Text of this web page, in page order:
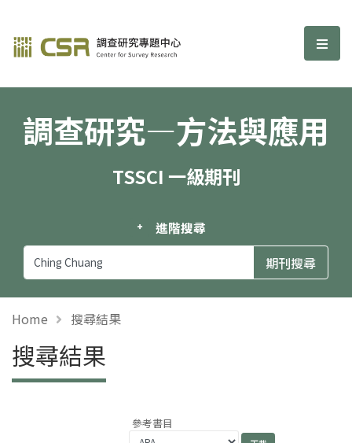
調查研究—方法與應用期刊 選
調查研究—方法與應用
TSSCI 一級期刊
進階搜尋
Home 搜尋結果
搜尋結果
參考書目